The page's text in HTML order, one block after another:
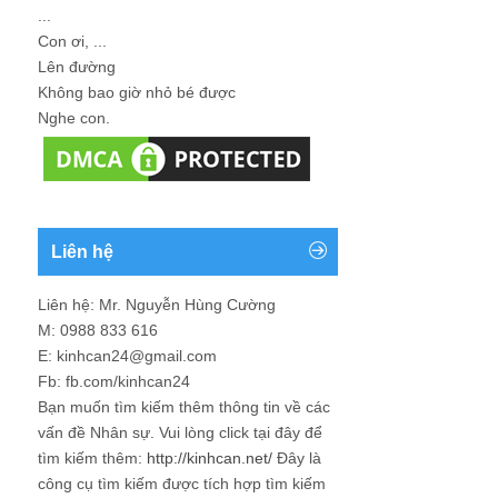
Con ơi, ...
Lên đường
Không bao giờ nhỏ bé được
Nghe con.
Liên hệ
Liên hệ: Mr. Nguyễn Hùng Cường
M: 0988 833 616
E: kinhcan24@gmail.com
Fb: fb.com/kinhcan24
Bạn muốn tìm kiếm thêm thông tin về các
vấn đề Nhân sự . Vui lòng click tại đây để
tìm kiếm thêm: http://kinhcan.net/ Đây là
công cụ tìm kiếm được tích hợp tìm kiếm